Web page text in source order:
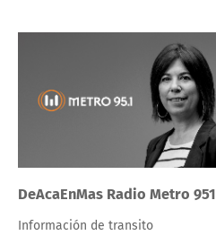
DeAcaEnMas Radio Metro 951
Información de transito